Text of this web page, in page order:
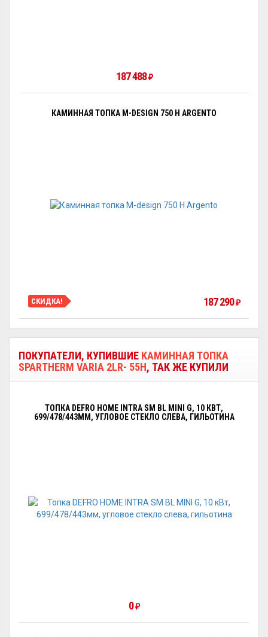
187 488₽
КАМИННАЯ ТОПКА M-DESIGN 750 H ARGENTO
СКИДКА! 187 290₽
ПОКУПАТЕЛИ, КУПИВШИЕ КАМИННАЯ ТОПКА
SPARTHERM VARIA 2LR- 55H, ТАК ЖЕ КУПИЛИ
ТОПКА DEFRO HOME INTRA SM BL MINI G, 10 КВТ,
699/478/443ММ, УГЛОВОЕ СТЕКЛО СЛЕВА, ГИЛЬОТИНА
0₽